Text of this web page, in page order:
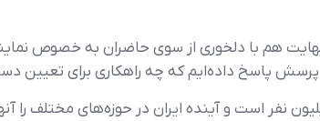
هم با دلخوری از سوی حاضران به خصوص
پرسش پاسخ داده‌ایم که چه راهکاری برای
زد این روزها بسیار می‌شنویم، جمعیتی جوان که حدود جمعیتی آنها 25 میلیون نفر است و آینده